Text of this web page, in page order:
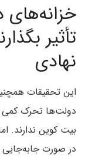
خزانه‌های
تأثیر
نهادی
این تحقیقات
دولت‌ها تحرک کمی
بیت‌ کوین ندارند.
در صورت جابه‌جایی